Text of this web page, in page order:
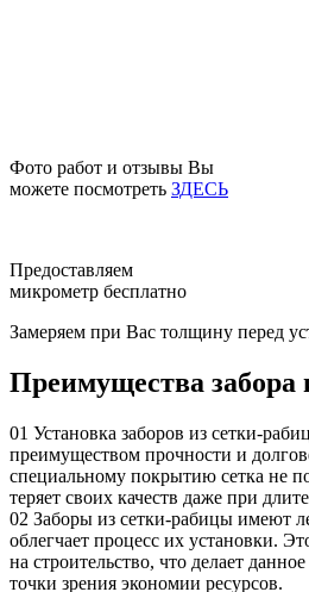
Фото работ и отзывы Вы
можете посмотреть ЗДЕСЬ
Предоставляем
микрометр бесплатно
Замеряем при Вас толщину перед
Преимущества забора
01 Установка заборов из сетки-
преимуществом прочности и
специальному покрытию сетка не
теряет своих качеств даже при
02 Заборы из сетки-рабицы имеют
облегчает процесс их установки.
на строительство, что делает
точки зрения экономии ресурсов.